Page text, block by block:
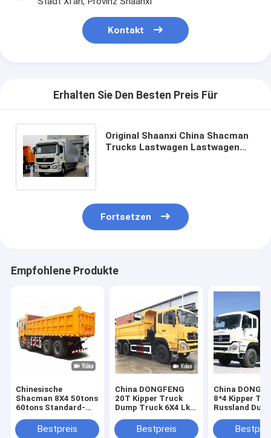
Kontakt
Erhalten Sie Den Besten Preis Für
Original Shaanxi China Shacman
Trucks Lastwagen Lastwagen
Fortsetzen
Empfohlene Produkte
Chinesische
Shacman 8X4 50tons
60tons Standard-
Abmessungen
Bestpreis
China DONGFENG
20T Kipper Truck
Dump Truck 6X4 Lkw
Bestpreis
China
8*4 Kipper
Russland
Truck